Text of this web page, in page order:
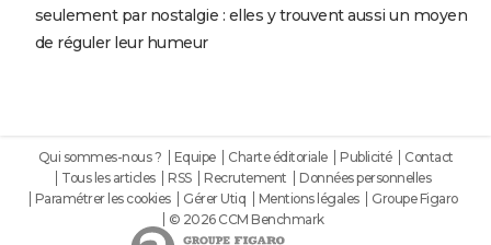
seulement par nostalgie : elles y trouvent aussi un moyen
de réguler leur humeur
Qui sommes-nous ? Equipe Charte éditoriale Publicité
Contact
Tous les articles
RSS Recrutement
Données personnelles
Paramétrer les cookies
Gérer Utiq Mentions légales
Groupe Figaro
© 2026 CCM Benchmark